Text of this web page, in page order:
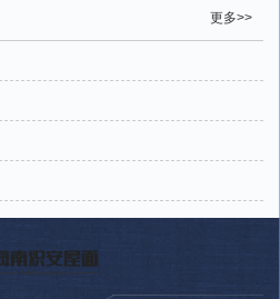
更多>>